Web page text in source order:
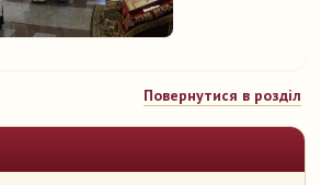
Повернутися в розділ